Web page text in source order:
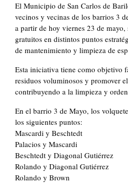
El Municipio de San Carlos de
vecinos y vecinas de los barrios 3
a partir de hoy viernes 23 de mayo,
gratuitos en distintos puntos
de mantenimiento y limpieza de
Esta iniciativa tiene como objetivo
residuos voluminosos y promover
contribuyendo a la limpieza y
En el barrio 3 de Mayo, los
los siguientes puntos:
Mascardi y Beschtedt
Palacios y Mascardi
Beschtedt y Diagonal Gutiérrez
Rolando y Diagonal Gutiérrez
Rolando y Brown